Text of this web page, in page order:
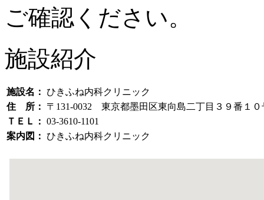
ご確認ください。
施設紹介
施設名： ひきふね内科クリニック
住 所：
〒131-0032 東京都墨田区東向島二丁目３９番
ＴＥＬ： 03-3610-1101
案内図： ひきふね内科クリニック